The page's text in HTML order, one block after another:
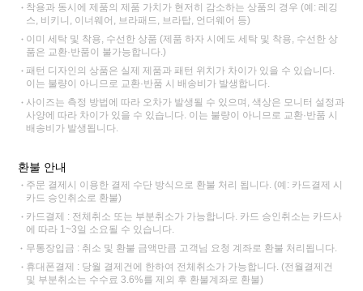
착용과 동시에 제품의 제품 가치가 현저히 감소하는 상품의 경우 (예: 레깅
스, 비키니, 이너웨어, 브라패드, 브라탑, 언더웨어 등)
이미 세탁 및 착용, 수선한 상품 (제품 하자 시에도 세탁 및 착용, 수선한 상
품은 교환·반품이 불가능합니다.)
패턴 디자인의 상품은 실제 제품과 패턴 위치가 차이가 있을 수 있습니다.
이는 불량이 아니므로 교환·반품 시 배송비가 발생합니다.
사이즈는 측정 방법에 따라 오차가 발생될 수 있으며, 색상은 모니터 설정과
사양에 따라 차이가 있을 수 있습니다. 이는 불량이 아니므로 교환·반품 시
배송비가 발생됩니다.
환불 안내
주문 결제시 이용한 결제 수단 방식으로 환불 처리 됩니다. (예: 카드결제 시
카드 승인취소로 환불)
카드결제 : 전체취소 또는 부분취소가 가능합니다. 카드 승인취소는 카드사
에 따라 1~3일 소요될 수 있습니다.
무통장입금 : 취소 및 환불 금액만큼 고객님 요청 계좌로 환불 처리됩니다.
휴대폰결제 : 당월 결제건에 한하여 전체취소가 가능합니다. (전월결제건
및 부분취소는 수수료 3.6%를 제외 후 환불계좌로 환불)